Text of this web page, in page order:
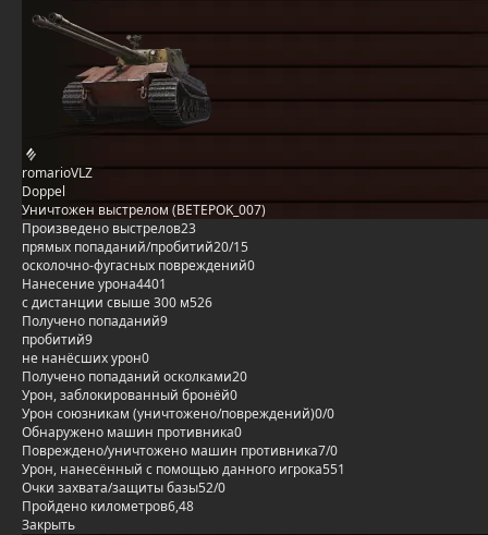
romarioVLZ
Doppel
Уничтожен выстрелом (BETEPOK_007)
Произведено выстрелов23
прямых попаданий/пробитий20/15
осколочно-фугасных повреждений0
Нанесение урона4401
с дистанции свыше 300 м526
Получено попаданий9
пробитий9
не нанёсших урон0
Получено попаданий осколками20
Урон, заблокированный бронёй0
Урон союзникам (уничтожено/повреждений)0/0
Обнаружено машин противника0
Повреждено/уничтожено машин противника7/0
Урон, нанесённый с помощью данного игрока551
Очки захвата/защиты базы52/0
Пройдено километров6,48
Закрыть